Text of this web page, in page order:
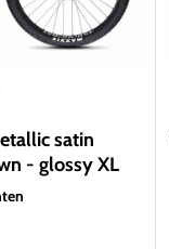
satin
- glossy XL